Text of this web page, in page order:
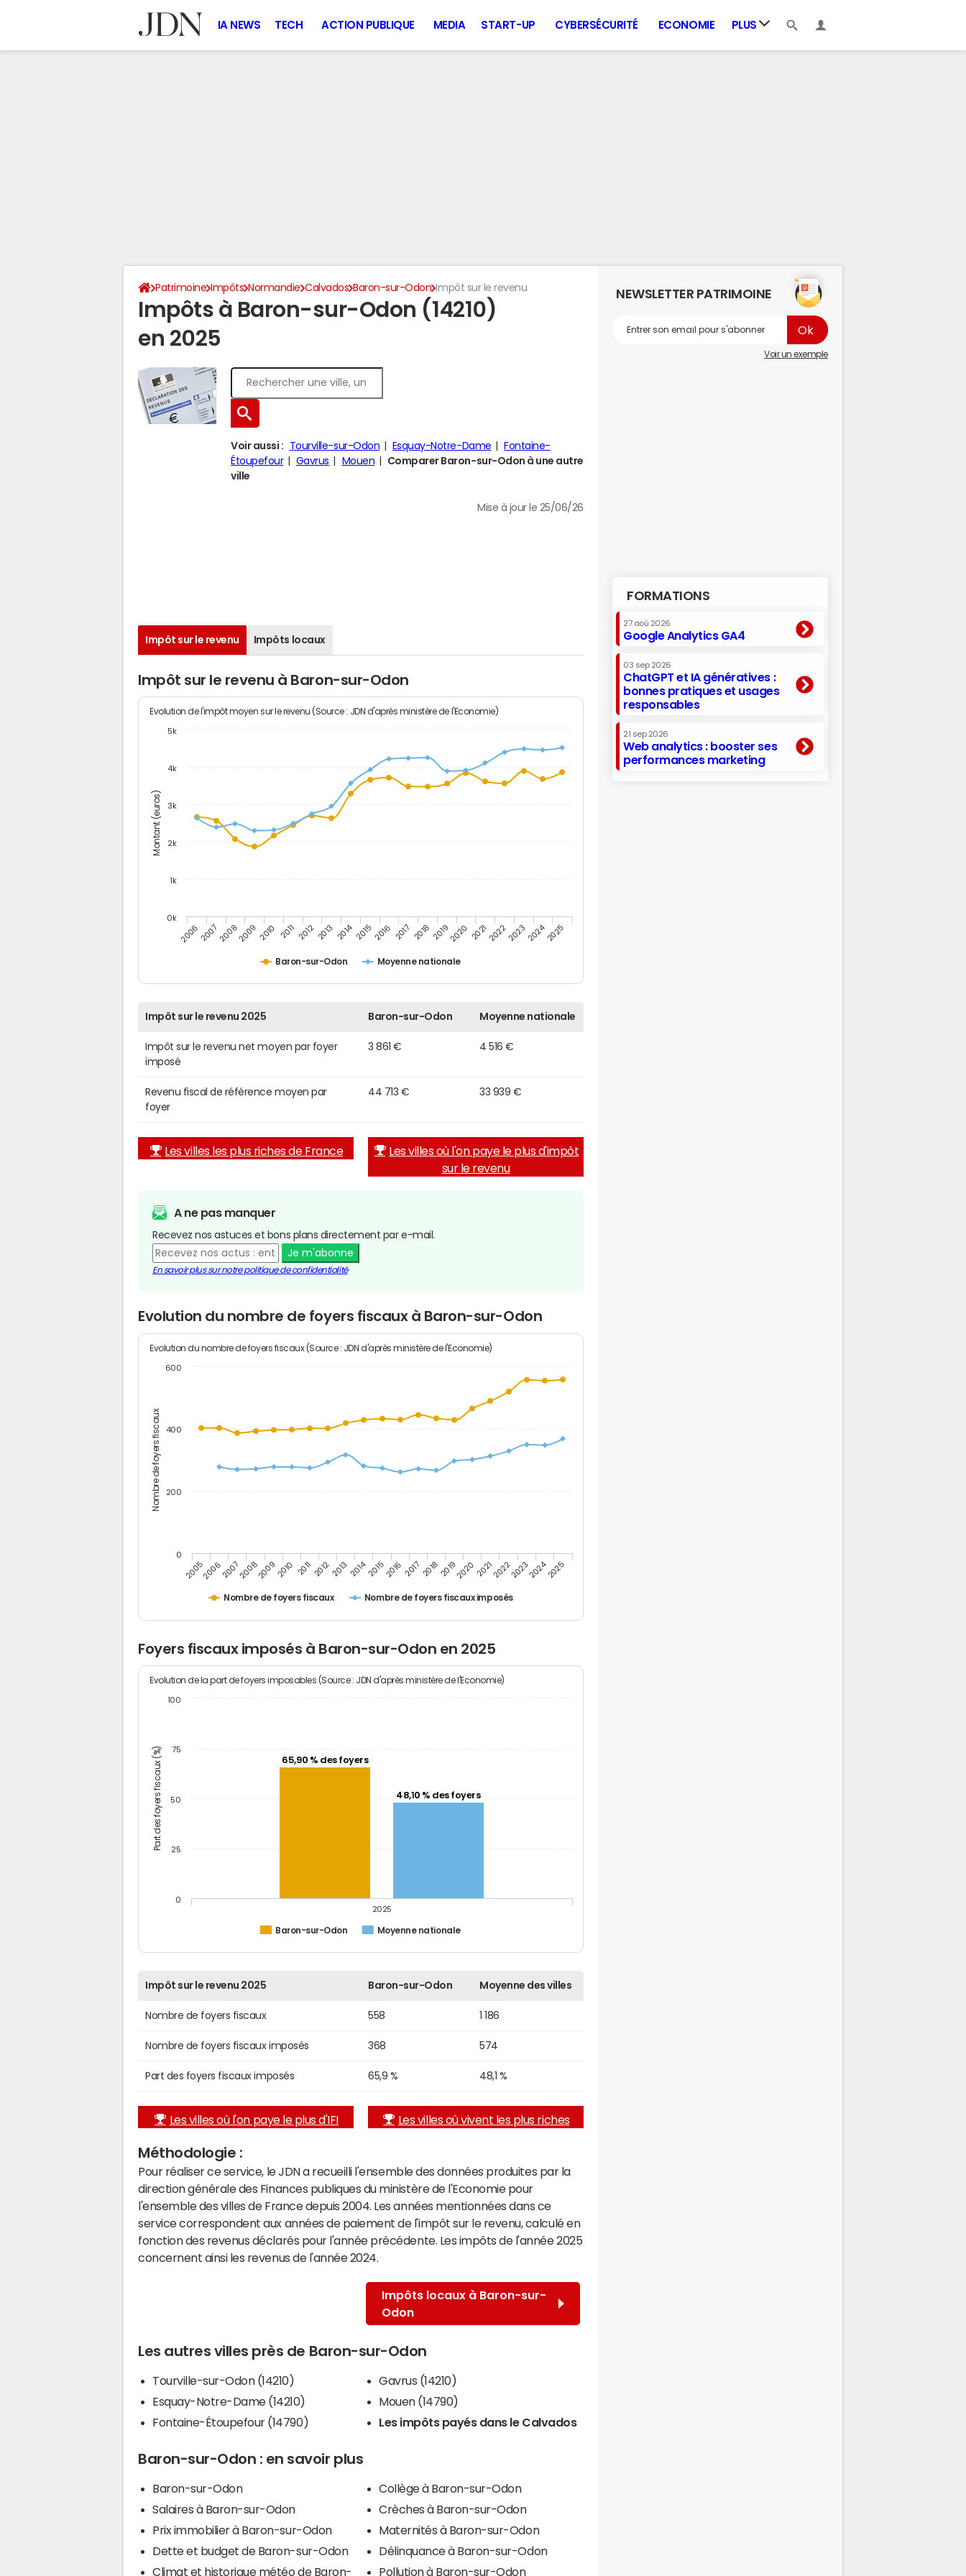
IA NEWS TECH ACTION PUBLIQUE MEDIA START-UP CYBERSÉCURITÉ ECONOMIE PLUS
Patrimoine Impôts Normandie Calvados Baron-sur-Odon Impôt sur le revenu
Impôts à Baron-sur-Odon (14210)
en 2025
Voir aussi : Tourville-sur-Odon Esquay-Notre-Dame
Fontaine-
Étoupefour
Gavrus Mouen
Comparer Baron-sur-Odon à une autre
ville
Mise à jour le 25/06/26
Impôt sur le revenu Impôts locaux
Impôt sur le revenu à Baron-sur-Odon
Montant (euros)
Evolution de l'impôt moyen sur le revenu (Source : JDN d'après ministère de l'Economie)
Baron-sur-Odon Moyenne nationale
20062007200820092010 2011 20122013 201420152016 2017 201820192020 20212022202320242025
0k
1k
2k
3k
4k
5k
Impôt sur le revenu 2025 Baron-sur-Odon Moyenne nationale
Impôt sur le revenu net moyen par foyer
imposé
3 861 € 4 516 €
Revenu fiscal de référence moyen par
foyer
44 713 € 33 939 €
Les villes les plus riches de France
Les villes où l'on paye le plus d'impôt
sur le revenu
A ne pas manquer
Recevez nos astuces et bons plans directement par e-mail.
Je m'abonne
En savoir plus sur notre politique de confidentialité
Evolution du nombre de foyers fiscaux à Baron-sur-Odon
Nombre de foyers fiscaux
Evolution du nombre de foyers fiscaux (Source : JDN d'après ministère de l'Economie)
Nombre de foyers fiscaux Nombre de foyers fiscaux imposés
200520062007200820092010 201120122013201420152016 2017 20182019202020212022202320242025
0
200
400
600
Foyers fiscaux imposés à Baron-sur-Odon en 2025
Part des foyers fiscaux (%)
Evolution de la part de foyers imposables (Source : JDN d'après ministère de l'Economie)
65,90 % des foyers
48,10 % des foyers
Baron-sur-Odon Moyenne nationale
2025
0
25
50
75
100
Impôt sur le revenu 2025 Baron-sur-Odon Moyenne des villes
Nombre de foyers fiscaux 558 1 186
Nombre de foyers fiscaux imposés 368 574
Part des foyers fiscaux imposés 65,9 % 48,1 %
Les villes où l'on paye le plus d'IFI Les villes où vivent les plus riches
Méthodologie :
Pour réaliser ce service, le JDN a recueilli l'ensemble des données produites par la
direction générale des Finances publiques du ministère de l'Economie pour
l'ensemble des villes de France depuis 2004. Les années mentionnées dans ce
service correspondent aux années de paiement de l'impôt sur le revenu, calculé en
fonction des revenus déclarés pour l'année précédente. Les impôts de l'année 2025
concernent ainsi les revenus de l'année 2024.
Impôts locaux à Baron-sur-
Odon
Les autres villes près de Baron-sur-Odon
Tourville-sur-Odon (14210)
Esquay-Notre-Dame (14210)
Fontaine-Étoupefour (14790)
Gavrus (14210)
Mouen (14790)
Les impôts payés dans le Calvados
Baron-sur-Odon : en savoir plus
Baron-sur-Odon
Salaires à Baron-sur-Odon
Prix immobilier à Baron-sur-Odon
Dette et budget de Baron-sur-Odon
Climat et historique météo de Baron-
Collège à Baron-sur-Odon
Crèches à Baron-sur-Odon
Maternités à Baron-sur-Odon
Délinquance à Baron-sur-Odon
Pollution à Baron-sur-Odon
NEWSLETTER PATRIMOINE
Voir un exemple
FORMATIONS
27 aoû 2026
Google Analytics GA4
03 sep 2026
ChatGPT et IA génératives :
bonnes pratiques et usages
responsables
21 sep 2026
Web analytics : booster ses
performances marketing